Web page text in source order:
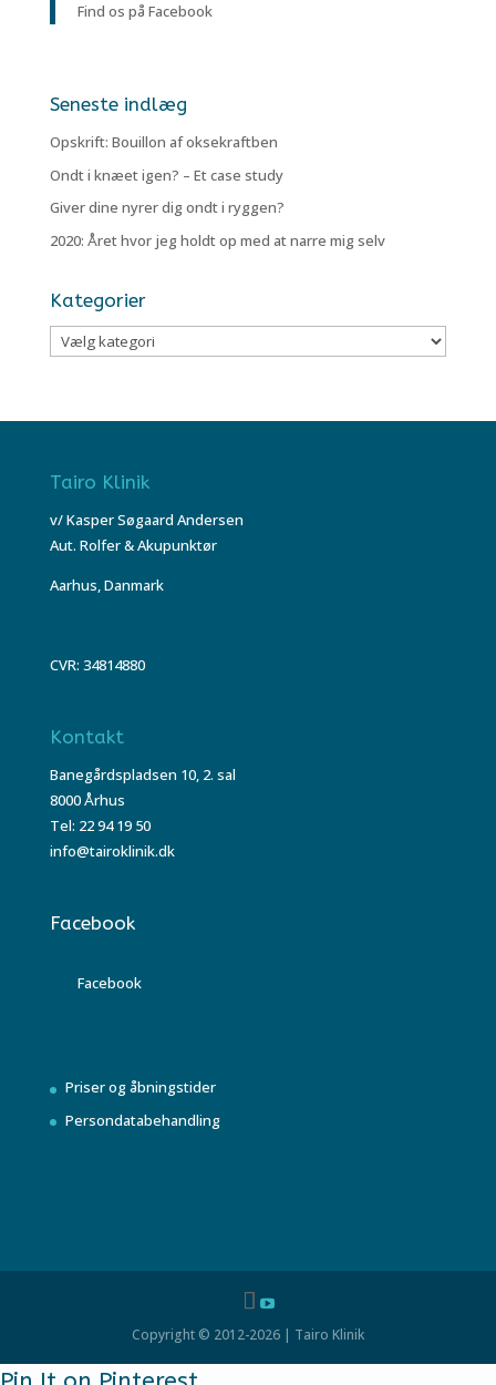
Find os på Facebook
Seneste indlæg
Opskrift: Bouillon af oksekraftben
Ondt i knæet igen? – Et case study
Giver dine nyrer dig ondt i ryggen?
2020: Året hvor jeg holdt op med at narre mig selv
Kategorier
Kategorier
Tairo Klinik
v/ Kasper Søgaard Andersen
Aut. Rolfer & Akupunktør
Aarhus, Danmark
CVR: 34814880
Kontakt
Banegårdspladsen 10, 2. sal
8000 Århus
Tel: 22 94 19 50
info@tairoklinik.dk
Facebook
Facebook
Priser og åbningstider
Persondatabehandling
Copyright © 2012-2026 | Tairo Klinik